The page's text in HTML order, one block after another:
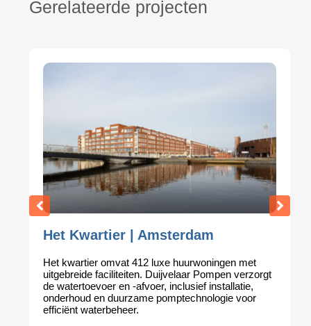
Gerelateerde projecten
huurwoningen met
Pompen verzorgt
installatie,
voor
AZ Stadion | Alkmaar
Duijvelaar Pompen voorziet het
Alkmaar van veilige
Brand-Unit, waarmee aan
voor 17.000 bezoekers wordt